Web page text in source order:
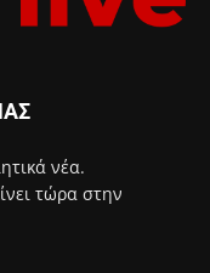
νέα.
τώρα στην